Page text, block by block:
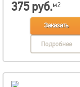
375 руб.м2
Заказать
Подробнее